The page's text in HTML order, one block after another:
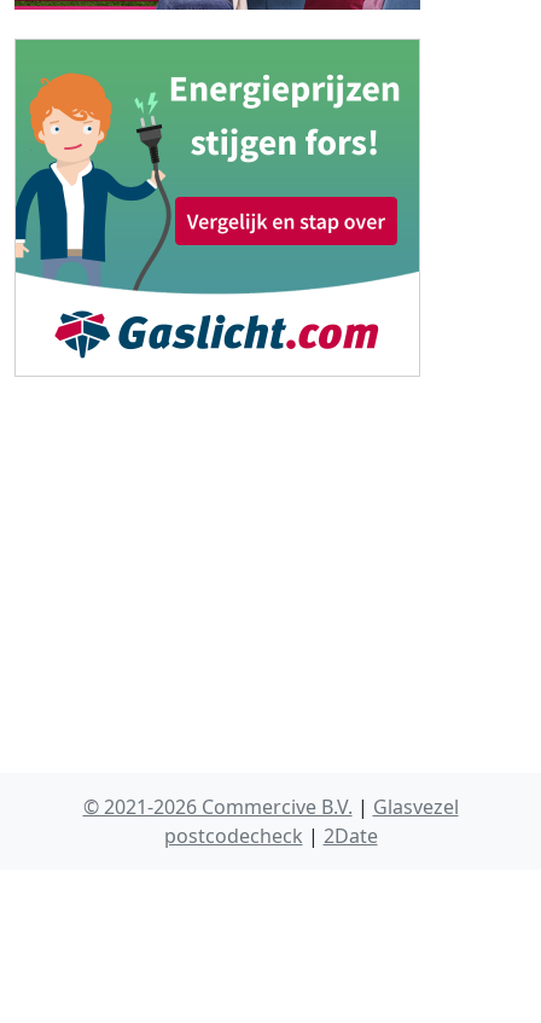
© 2021-2026 Commercive B.V. | Glasvezel
postcodecheck | 2Date